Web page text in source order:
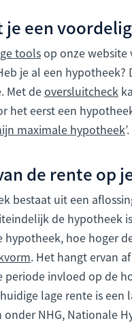
je een
toolsop onze website
je al een
Met deoversluitcheck
het eerst een
maximale hypotheek’.
de rente op
bestaat uit een
de hypotheek
hypotheek, hoe hoger
. Het hangt ervan
periode invloed op de
lage rente is
onder NHG, Nationale